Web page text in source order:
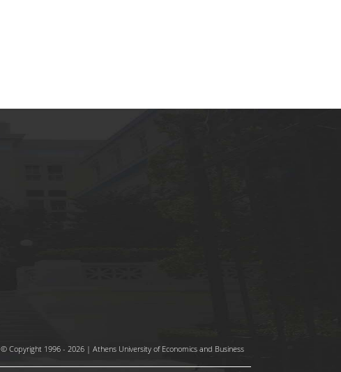
© Copyright 1996 - 2026 | Athens University of Economics and Business